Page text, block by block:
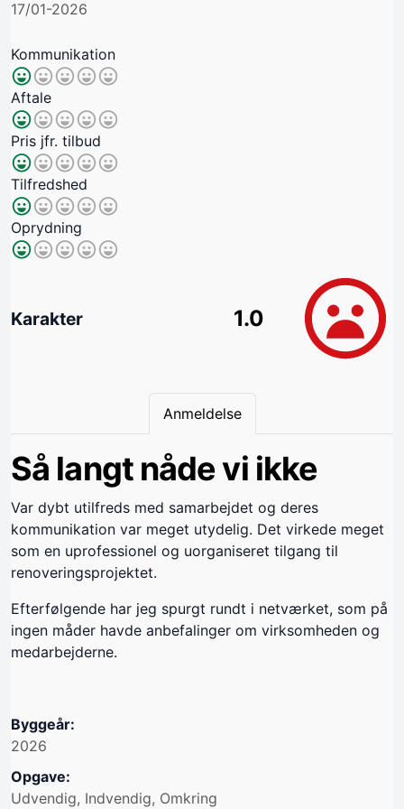
17/01-2026
Kommunikation
Aftale
Pris jfr. tilbud
Tilfredshed
Oprydning
Karakter 1.0
Anmeldelse
Så langt nåde vi ikke
Var dybt utilfreds med samarbejdet og deres
kommunikation var meget utydelig. Det virkede meget
som en uprofessionel og uorganiseret tilgang til
renoveringsprojektet.
Efterfølgende har jeg spurgt rundt i netværket, som på
ingen måder havde anbefalinger om virksomheden og
medarbejderne.
Byggeår:
2026
Opgave:
Udvendig, Indvendig, Omkring